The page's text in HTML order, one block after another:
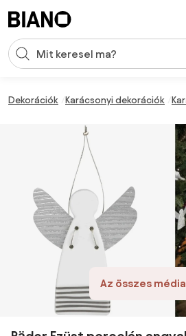
Keresési bevitel
Dekorációk Karácsonyi dekorációk
Az összes